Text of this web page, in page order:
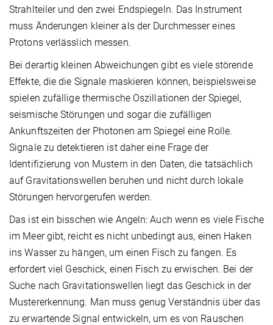
Strahlteiler und den zwei Endspiegeln. Das Instrument
muss Änderungen kleiner als der Durchmesser eines
Protons verlässlich messen.
Bei derartig kleinen Abweichungen gibt es viele störende
Effekte, die die Signale maskieren können, beispielsweise
spielen zufällige thermische Oszillationen der Spiegel,
seismische Störungen und sogar die zufälligen
Ankunftszeiten der Photonen am Spiegel eine Rolle.
Signale zu detektieren ist daher eine Frage der
Identifizierung von Mustern in den Daten, die tatsächlich
auf Gravitationswellen beruhen und nicht durch lokale
Störungen hervorgerufen werden.
Das ist ein bisschen wie Angeln: Auch wenn es viele Fische
im Meer gibt, reicht es nicht unbedingt aus, einen Haken
ins Wasser zu hängen, um einen Fisch zu fangen. Es
erfordert viel Geschick, einen Fisch zu erwischen. Bei der
Suche nach Gravitationswellen liegt das Geschick in der
Mustererkennung. Man muss genug Verständnis über das
zu erwartende Signal entwickeln, um es von Rauschen